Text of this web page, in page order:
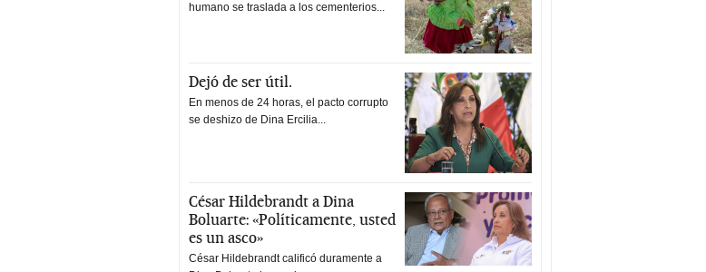
humano se traslada a los cementerios...
Dejó de ser útil.
En menos de 24 horas, el pacto corrupto
se deshizo de Dina Ercilia...
César Hildebrandt a Dina
Boluarte: «Políticamente, usted
es un asco»
César Hildebrandt calificó duramente a